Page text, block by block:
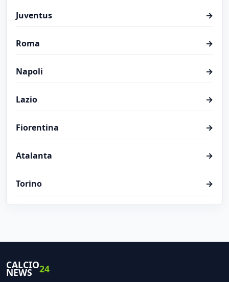
Juventus →
Roma →
Napoli →
Lazio →
Fiorentina →
Atalanta →
Torino →
CALCIO
NEWS 24